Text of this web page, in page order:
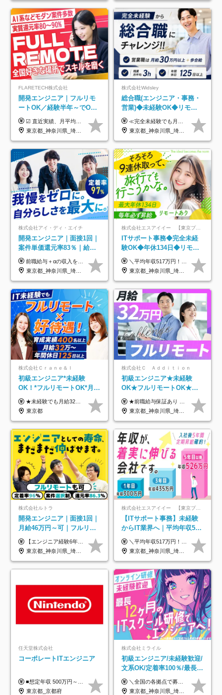
FLARETECH株式会社
開発エンジニア｜フルリモ
ートOK／経験半年～でOK
／実質還元率80～90%／前
給保証／AI系など最先端案
件多数
☑︎ 直近実績、月平均17,000円の昇給 ☑︎ 前職給与100%保証 ☑︎ 実質還元率80～90% ☑︎ 待機時も給与は満額支給 月給35万円～70万円＋交通費など各種手当 ※想定年収：4,200,000円～10,560,000円 ※経験・能力等を考慮の上で決定します。 ※上記金額には、みなし残業手当（50時間分・104,000円～212,000円）を含みます。超過分は別途追加支給します。 ┗残業時間は月平均10時間、多い時でも20時間程度と安定しております ★単価連動型の給与体系ではないため、万が一待機になってもその間の給与は満額支給しています。 ＜1年間の昇給事例をご紹介！＞ ・20代/フロントエンドエンジニア：月給274,000円→月給362,000円（＋88,000円/月） ・20代/iOSエンジニア：月給237,000円→月給287,000円（＋50,000円/月） ・20代/Androidエンジニア：月給316,000円→月給374,000円（＋58,000円/月） ・30代/Javaエンジニア（上流）：月給340,000円→月給418,000円（＋78,000円/月） ・30代/PMO：月給340,000円→月給418,000円（＋78,000円/月）
東京都_神奈川県_埼玉県_千葉県_大阪府_愛知県_北海道_青森県_岩手県_宮城県_秋田県_山形県_福島県_茨城県_栃木県_群馬県_新潟県_山梨県_長野県_富山県_石川県_福井県_静岡県_岐阜県_三重県_兵庫県_京都府_滋賀県_奈良県_和歌山県_広島県_岡山県_鳥取県_島根県_山口県_徳島県_香川県_愛媛県_高知県_福岡県_熊本県_佐賀県_長崎県_大分県_宮崎県_鹿児島県_沖縄県
株式会社Widsley
総合職(エンジニア・事務・
営業)◆未経験OK◆リモー
トあり◆残業月3h◆服装髪
型自由
≪完全未経験でも月給40万円以上も可能です！≫ -------------- 【1】ITエンジニア 月給26万円～50万円＋プロジェクト手当＋資格手当 【2】IT事務、営業事務 月給26万円～50万円＋プロジェクト手当＋資格手当 ≪【1】【2】共通≫ ★上記給与には固定残業代20時間分(月3万719円～)を含みます。残業が超過した場合は、追加支給します(残業は月平均3時間とほぼ発生しません。残業がなくても、固定残業代は支給されます) ★試用期間6ヵ月あり（期間中は月給23万1000円～。固定残業代20時間分3万719円～を含む／超過分は別途支給） -------------- 【3】SES営業、SaaS営業 月給30万円以上＋インセンティブ＋各種手当 ★上記給与には固定残業代45時間分(月7万6967円～)を含みます。残業が超過した場合は、追加支給します(残業は月平均3時間とほぼ発生しません。残業がなくても、固定残業代は支給されます) ★試用期間6ヵ月あり(期間中も給与や福利厚生は同じです)
東京都_神奈川県_埼玉県_千葉県_大阪府_愛知県_北海道_青森県_岩手県_宮城県_秋田県_山形県_福島県_茨城県_栃木県_群馬県_新潟県_山梨県_長野県_富山県_石川県_福井県_静岡県_岐阜県_三重県_兵庫県_京都府_滋賀県_奈良県_和歌山県_広島県_岡山県_鳥取県_島根県_山口県_徳島県_香川県_愛媛県_高知県_福岡県_熊本県_佐賀県_長崎県_大分県_宮崎県_鹿児島県_沖縄県
株式会社アイ・ディ・エイチ
開発エンジニア｜面接1回｜
案件単価還元率83％｜給与
UP保証｜年休140日｜在宅
利用率9割｜独立支援・副業
制度
前職給与＋αの収入を保証 月給42万円～120万円＋各種手当＋賞与 給与基準が明確かつ高還元です。 一人ひとりが安定した環境のもと、長く活躍できる職場を目指しています。 ※平均年収650万円 ・還元率83％ ・各種手当について 職能手当／職務手当／資格手当／営業手当 など ※前職での経験・能力、給与などを考慮の上、当社規定により優遇いたします ※試用期間あり（3ヶ月／期間中の条件に変動はありません） ※上記金額には固定残業代（78,948円～225,564円/月30時間分）を含みます 超過分は別途全額支給いたします ・年収UPを保証 過去には転職時に〈年収200万円UP〉したエンジニアも在籍しています。入社時だけでなく、入社後も安心の給与水準で働ける環境です。キャリアや技術力が正当に評価されていないと感じていたら、一度面接でお話ししましょう！ 当社では管理職の人数は最低限にし、無駄な管理をしません。その費用削減分を社員の給与に還元しています！
東京都_神奈川県_埼玉県_千葉県_大阪府_愛知県_北海道_青森県_岩手県_宮城県_秋田県_山形県_福島県_茨城県_栃木県_群馬県_新潟県_山梨県_長野県_富山県_石川県_福井県_静岡県_岐阜県_三重県_兵庫県_京都府_滋賀県_奈良県_和歌山県_広島県_岡山県_鳥取県_島根県_山口県_徳島県_香川県_愛媛県_高知県_福岡県_熊本県_佐賀県_長崎県_大分県_宮崎県_鹿児島県_沖縄県
株式会社エスアイイー 【東京プロマーケット上場】
ITサポート事務◆完全未経
験OK◆年休134日◆リモー
トOK◆残業月7h以下◆賞与
年3回◆5年目まで必ず昇給
＼平均年収517万円！入社5年目まで毎年必ず昇給／ ■賞与年3回 ■年収800万円以上も可 ■入社3年以上の平均年収469.2万円 月給23万2000円以上＋賞与年3回＋各種手当 ☆入社5年目まで最大1万5000円の定期昇給を確約 ┃各種手当充実 ・規定の資格を取得すれば、2000円～5万円を毎月支給（2万4000円～60万円／年） ・研修中に取得した取得率95％の資格でも研修後の給料UP ※月給は年齢・経験・能力を考慮して、優遇いたします ※上記月給金額は固定残業代（20時間/3万1300円円以上）を含み、超過分は別途支給いたします ※試用期間（6ヶ月）は月給に変動はありますが、その他待遇に差異はありません ├入社後1ヶ月～3ヶ月間は、月給20万1900円となります └上記金額は固定残業代（10時間／1万6000円）を含み、超過分は別途支給いたします
東京都_神奈川県_埼玉県_千葉県_大阪府_愛知県_北海道_青森県_岩手県_宮城県_秋田県_山形県_福島県_茨城県_栃木県_群馬県_新潟県_山梨県_長野県_富山県_石川県_福井県_静岡県_岐阜県_三重県_兵庫県_京都府_滋賀県_奈良県_和歌山県_広島県_岡山県_鳥取県_島根県_山口県_徳島県_香川県_愛媛県_高知県_福岡県_熊本県_佐賀県_長崎県_大分県_宮崎県_鹿児島県_沖縄県
株式会社Ｃｒａｎｅ＆Ｉ
初級エンジニア*未経験
OK！*フルリモートOK*月給
32万～*残業月9.8h*1ヶ月の
研修*資格取得率100％
★未経験でも月給32万円スタート★ 月収32万円～35万円＋各種手当（資格手当だけで毎月15万の上乗せ実績あり！） ★資格手当豊富！1資格につき最大3万円支給 ★功績手当の導入で、毎月のお給与に上乗せで最大10万円支給している社員も！ ★1回の昇級で年収数十万UPも可 ★ゆくゆくは年収1000万以上も目指せる 年俸384万円～1,162万8,000円（12分割） ※経験・スキルを考慮の上決定します ※上記金額には固定残業代（月30h分・60,800円～66,500円）を含みます ※超過分は別途全額支給します ※試用期間2ヶ月間あり（その他待遇に差異はありません）
東京都
株式会社Ｃ Ａｄｄｉｔｉｏｎ
初級エンジニア★未経験
OK★フルリモートOK★月
給32万円～★残業月10h＆
年休120日以上★副業可
★前職給与保証あり ★月給32万円以上＋インセンティブあり 月給32万円以上＋インセンティブ＋各種手当 ※上記には固定残業代（月30時間・44,400円～）を含みます ※超過分は別途支給します ※試用期間はございません ★＼成果＝あなたの収入／★ 【1】案件単価ー8万円＝あなたの給与 参画したプロジェクトの案件単価から 一律8万円引いた金額があなたの給与です！ （月給例） ■1人称での構築・小規模な詳細設計 案件単価55万円ー8万円＝月給47万円（還元率85.5%） ■大型案件の設計・構築やプロジェクト管理 案件単価90万円ー8万円＝月給82万円（還元率91.1%） ‥‥‥‥‥‥‥‥‥‥‥‥‥‥‥‥‥‥ 【2】月給の他にも豊富なインセンティブあり 全員が月3～13万円のインセンティブをゲットしています！ ≪インセンティブ制度≫ 稼働している現場で増員・交代が発生し、 当社の人員を配属が決定した際に支給。 ◇C Addition正社員が参画 ：実粗利の10%／毎月 ◇協力会社所属の社員が参画：実粗利の30%／毎月 ≪リファラル制度≫ あなたの知り合いが当社のメンバーになった際に、 毎月1人あたり2万円支給します◎ ‥‥‥‥‥‥‥‥‥‥‥‥‥‥‥‥‥‥
東京都_神奈川県_埼玉県_千葉県_大阪府_愛知県_北海道_青森県_岩手県_宮城県_秋田県_山形県_福島県_茨城県_栃木県_群馬県_新潟県_山梨県_長野県_富山県_石川県_福井県_静岡県_岐阜県_三重県_兵庫県_京都府_滋賀県_奈良県_和歌山県_広島県_岡山県_鳥取県_島根県_山口県_徳島県_香川県_愛媛県_高知県_福岡県_熊本県_佐賀県_長崎県_大分県_宮崎県_鹿児島県_沖縄県
株式会社ルトラ
開発エンジニア｜面接1回｜
月給46万円～可｜フルリモ
ートも可｜案件選択制｜定
着率96％以上｜副業OK｜住
宅手当
【エンジニア経験6年以上の方】 月給46万円～100万円（固定残業代含む） ※上記月給には月30時間分の固定残業代（月8万7,400円～月19万円）を含む。超過分は全額支給。 【エンジニア経験4年以上の方】 月給42万円～100万円（固定残業代含む） ※上記月給には月30時間分の固定残業代（月7万9,800円～月19万円）を含む。超過分は全額支給。 【エンジニア経験4年未満の方】 月給38万円～100万円（固定残業代含む） ※上記月給には月30時間分の固定残業代（月7万2,200円～月19万円）を含む。超過分は全額支給。 ※経験、スキル、前職給与などを踏まえて決定。 ◆ルトラの給与制度のポイント！◆ ・社員の95%が入社時に年収UP！最高で300万円UPの実績も ・平均還元率86.3%（交通費・住宅手当・会社負担分の社保も含む） ・人柄やポテンシャルを評価し、スキル以上の希望年収を提示することも ・退職金制度やリファラル手当（平均50万円）あり
東京都_神奈川県_埼玉県_千葉県_大阪府_愛知県_北海道_青森県_岩手県_宮城県_秋田県_山形県_福島県_茨城県_栃木県_群馬県_新潟県_山梨県_長野県_富山県_石川県_福井県_静岡県_岐阜県_三重県_兵庫県_京都府_滋賀県_奈良県_和歌山県_広島県_岡山県_鳥取県_島根県_山口県_徳島県_香川県_愛媛県_高知県_福岡県_熊本県_佐賀県_長崎県_大分県_宮崎県_鹿児島県_沖縄県
株式会社エスアイイー 【東京プロマーケット上場】
【ITサポート事務】未経験
からIT業界へ｜平均年収517
万円｜ホワイト企業認定｜
年休134日｜リモートOK
＼平均年収517万円！入社5年目まで毎年必ず昇給／ ■賞与年3回 ■年収800万円以上も可 ■入社3年以上の平均年収469.2万円 月給23万2000円以上＋賞与年3回＋各種手当 ☆入社5年目まで最大1万5000円の定期昇給を確約 ┃各種手当充実 ・規定の資格を取得すれば、2000円～5万円を毎月支給（2万4000円～60万円／年） ・研修中に取得した取得率95％の資格でも研修後の給料UP ※月給は年齢・経験・能力を考慮して、優遇いたします ※上記月給金額は固定残業代（20時間/3万1300円円以上）を含み、超過分は別途支給いたします ※試用期間（6ヶ月）は月給に変動はありますが、その他待遇に差異はありません ├入社後1ヶ月～3ヶ月間は、月給20万1900円となります └上記金額は固定残業代（10時間／1万6000円）を含み、超過分は別途支給いたします
東京都_神奈川県_埼玉県_千葉県_大阪府_愛知県_北海道_青森県_岩手県_宮城県_秋田県_山形県_福島県_茨城県_栃木県_群馬県_新潟県_山梨県_長野県_富山県_石川県_福井県_静岡県_岐阜県_三重県_兵庫県_京都府_滋賀県_奈良県_和歌山県_広島県_岡山県_鳥取県_島根県_山口県_徳島県_香川県_愛媛県_高知県_福岡県_熊本県_佐賀県_長崎県_大分県_宮崎県_鹿児島県_沖縄県
任天堂株式会社
コーポレートITエンジニア
■想定年収 500万円～900万円 月給制 月給278,000円～ ※残業が発生した場合、残業代を別途全額支給します ※試用期間2ヶ月あり(待遇や給与に差異はありません)
東京都_京都府
株式会社ミライル
初級エンジニア/未経験歓迎/
文系OK/定着率100％/最長1
年の自社ITスクール研修あ
り/年休130日
＼全国の各拠点で募集中！／ 給与は以下の通り、勤務地により異なります。 札幌：月給23万円～27万円 仙台：月給22万円～26万円 新潟：月給22万円～26万円 東京：月給26万円～30万円 大阪：月給24万円～29万円 福岡：月給23.5万円～27万円 沖縄：月給21万円～26万円 ◎給与は知識や経験を考慮して決定します。 ◎残業は別途全額支給します。 ◎試用期間12カ月あり（給与は以下の通りです。その他条件に変更はありません） （試用期間の給与） 札幌：月給18.6万円～ 仙台：月給19万円～ 新潟：月給18万円～ 東京：月給22万円～ 大阪：月給20.8万円～ 福岡：月給19万円～ 沖縄：月給18万円～
東京都_神奈川県_埼玉県_千葉県_大阪府_愛知県_北海道_青森県_岩手県_宮城県_秋田県_山形県_福島県_茨城県_栃木県_群馬県_新潟県_山梨県_長野県_富山県_石川県_福井県_静岡県_岐阜県_三重県_兵庫県_京都府_滋賀県_奈良県_和歌山県_広島県_岡山県_鳥取県_島根県_山口県_徳島県_香川県_愛媛県_高知県_福岡県_熊本県_佐賀県_長崎県_大分県_宮崎県_鹿児島県_沖縄県